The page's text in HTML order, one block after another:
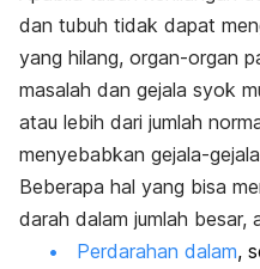
dan tubuh tidak dapat
yang hilang, organ-organ
masalah dan gejala syok
atau lebih dari jumlah
menyebabkan gejala-
Beberapa hal yang bisa
darah dalam jumlah besar,
Perdarahan dalam,